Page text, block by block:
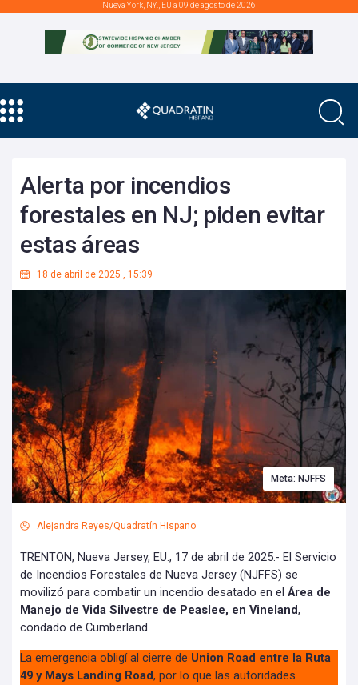
Nueva York, NY., EU a 09 de agosto de 2026
Alerta por incendios
forestales en NJ; piden evitar
estas áreas
18 de abril de 2025 , 15:39
Meta: NJFFS
Alejandra Reyes/Quadratín Hispano
TRENTON, Nueva Jersey, EU., 17 de abril de 2025.- El Servicio
de Incendios Forestales de Nueva Jersey (NJFFS) se
movilizó para combatir un incendio desatado en el Área de
Manejo de Vida Silvestre de Peaslee, en Vineland,
condado de Cumberland.
La emergencia obligí al cierre de Union Road entre la Ruta
49 y Mays Landing Road, por lo que las autoridades